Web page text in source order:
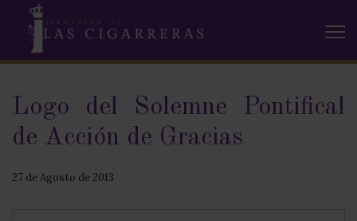
Logo del Solemne Pontifical
de Acción de Gracias
27 de Agosto de 2013